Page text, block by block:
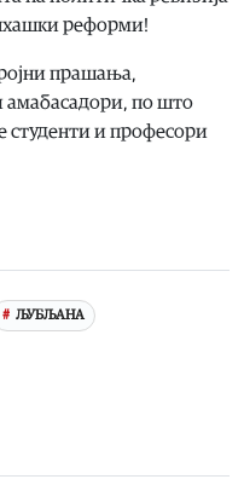
реформи!
прашања,
амабасадори, по што
студенти и професори
ЉУБЉАНА